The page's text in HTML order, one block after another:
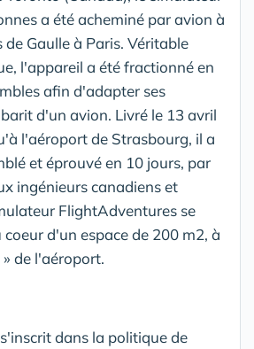
a été acheminé par avion à
Gaulle à Paris. Véritable
l'appareil a été fractionné en
afin d'adapter ses
d'un avion. Livré le 13 avril
l'aéroport de Strasbourg, il a
et éprouvé en 10 jours, par
ingénieurs canadiens et
FlightAdventures se
d'un espace de 200 m2, à
de l'aéroport.
dans la politique de